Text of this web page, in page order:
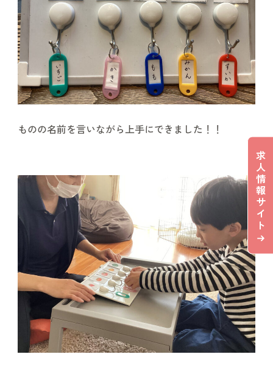
求
人
情
報
サ
イ
ト
ものの名前を言いながら上手にできました！！